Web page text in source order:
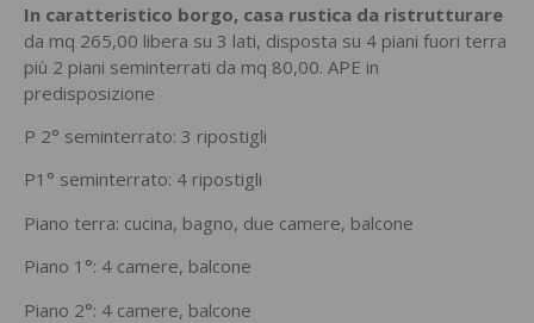
In caratteristico borgo, casa rustica da ristrutturare
da mq 265,00 libera su 3 lati, disposta su 4 piani fuori terra
più 2 piani seminterrati da mq 80,00. APE in
predisposizione
P 2° seminterrato: 3 ripostigli
P1° seminterrato: 4 ripostigli
Piano terra: cucina, bagno, due camere, balcone
Piano 1°: 4 camere, balcone
Piano 2°: 4 camere, balcone